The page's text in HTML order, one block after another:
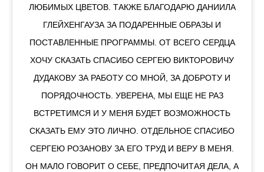
ЛЮБИМЫХ ЦВЕТОВ. ТАКЖЕ БЛАГОДАРЮ ДАНИИЛА
ГЛЕЙХЕНГАУЗА ЗА ПОДАРЕННЫЕ ОБРАЗЫ И
ПОСТАВЛЕННЫЕ ПРОГРАММЫ. ОТ ВСЕГО СЕРДЦА
ХОЧУ СКАЗАТЬ СПАСИБО СЕРГЕЮ ВИКТОРОВИЧУ
ДУДАКОВУ ЗА РАБОТУ СО МНОЙ, ЗА ДОБРОТУ И
ПОРЯДОЧНОСТЬ. УВЕРЕНА, МЫ ЕЩЕ НЕ РАЗ
ВСТРЕТИМСЯ И У МЕНЯ БУДЕТ ВОЗМОЖНОСТЬ
СКАЗАТЬ ЕМУ ЭТО ЛИЧНО. ОТДЕЛЬНОЕ СПАСИБО
СЕРГЕЮ РОЗАНОВУ ЗА ЕГО ТРУД И ВЕРУ В МЕНЯ.
ОН МАЛО ГОВОРИТ О СЕБЕ, ПРЕДПОЧИТАЯ ДЕЛА, А